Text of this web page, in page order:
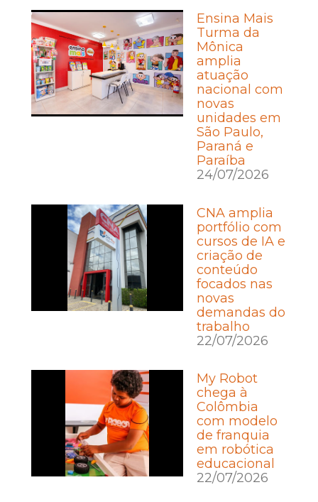
Ensina Mais
Turma da
Mônica
amplia
atuação
nacional com
novas
unidades em
São Paulo,
Paraná e
Paraíba
24/07/2026
CNA amplia
portfólio com
cursos de IA e
criação de
conteúdo
focados nas
novas
demandas do
trabalho
22/07/2026
My Robot
chega à
Colômbia
com modelo
de franquia
em robótica
educacional
22/07/2026